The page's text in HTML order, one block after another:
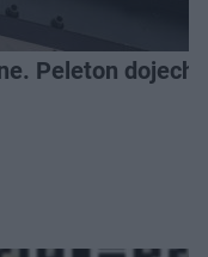
Peleton